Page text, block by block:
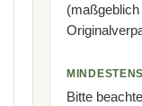
Bitte